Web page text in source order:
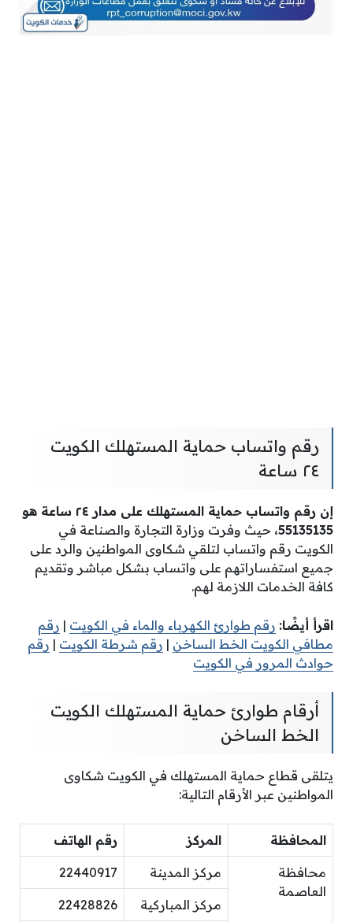
رقم واتساب حماية المستهلك الكويت
٢٤ ساعة
إن رقم واتساب حماية المستهلك على مدار ٢٤ ساعة هو
55135135، حيث وفرت وزارة التجارة والصناعة في
الكويت رقم واتساب لتلقي شكاوى المواطنين والرد على
جميع استفساراتهم على واتساب بشكل مباشر وتقديم
كافة الخدمات اللازمة لهم.
اقرأ أيضًا: رقم طوارئ الكهرباء والماء في الكويت | رقم
مطافي الكويت الخط الساخن | رقم شرطة الكويت | رقم
حوادث المرور في الكويت
أرقام طوارئ حماية المستهلك الكويت
الخط الساخن
يتلقى قطاع حماية المستهلك في الكويت شكاوى
المواطنين عبر الأرقام التالية:
المحافظة المركز رقم الهاتف
محافظة
العاصمة
مركز المدينة 22440917
مركز المباركية 22428826